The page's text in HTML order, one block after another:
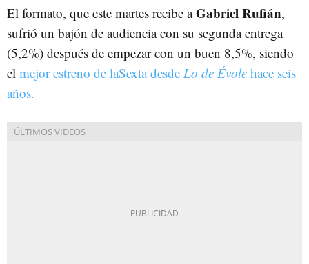
El formato, que este martes recibe aGabriel Rufián,
sufrió un bajón de audiencia con su segunda entrega
(5,2%) después de empezar con un buen 8,5%, siendo
el mejor estreno de laSexta desde Lo de Évole hace seis
años.